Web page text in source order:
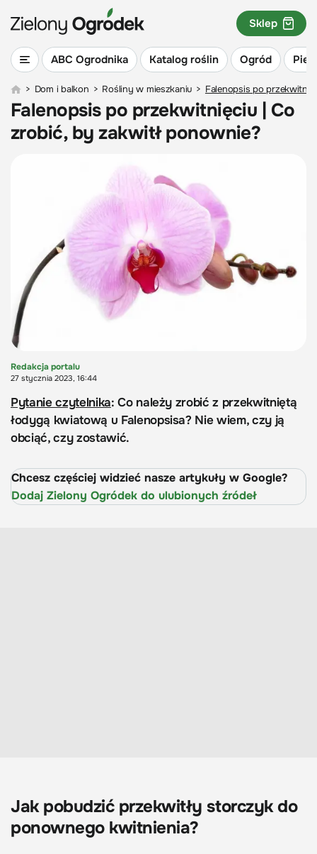
ABC Ogrodnika Katalog roślin Ogród
Sklep
> Dom i balkon > Rośliny w mieszkaniu > Falenopsis po
Falenopsis po przekwitnięciu | Co
zrobić, by zakwitł ponownie?
Redakcja portalu
27 stycznia 2023, 16:44
Pytanie czytelnika: Co należy zrobić z przekwitniętą
łodygą kwiatową u Falenopsisa? Nie wiem, czy ją
obciąć, czy zostawić.
Chcesz częściej widzieć nasze artykuły w Google?
Dodaj Zielony Ogródek do ulubionych źródeł
Jak pobudzić przekwitły storczyk do
ponownego kwitnienia?